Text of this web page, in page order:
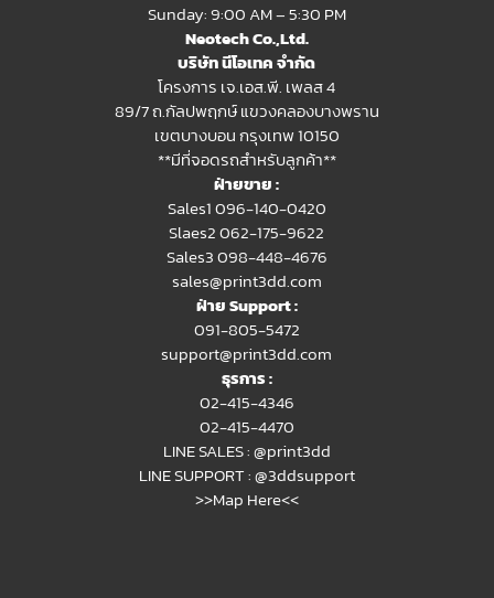
Sunday: 9:00 AM – 5:30 PM
Neotech Co.,Ltd.
บริษัท นีโอเทค จำกัด
โครงการ เจ.เอส.พี. เพลส 4
89/7 ถ.กัลปพฤกษ์ แขวงคลองบางพราน
เขตบางบอน กรุงเทพ 10150
**มีที่จอดรถสำหรับลูกค้า**
ฝ่ายขาย :
Sales1 096-140-0420
Slaes2062-175-9622
Sales3 098-448-4676
sales@print3dd.com
ฝ่าย Support :
091-805-5472
support@print3dd.com
ธุรการ :
02-415-4346
02-415-4470
LINE SALES :@print3dd
LINE SUPPORT :@3ddsupport
>>Map Here<<